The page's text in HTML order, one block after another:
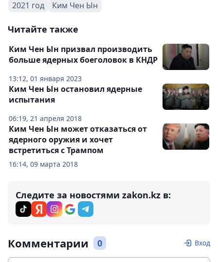
2021 год Ким Чен Ын
Читайте также
13:12, 01 января 2023
Ким Чен Ын призвал производить
больше ядерных боеголовок в КНДР
06:19, 21 апреля 2018
Ким Чен Ын остановил ядерные
испытания
16:14, 09 марта 2018
Ким Чен Ын может отказаться от
ядерного оружия и хочет
встретиться с Трампом
Следите за новостями zakon.kz в:
Комментарии 0 Вход